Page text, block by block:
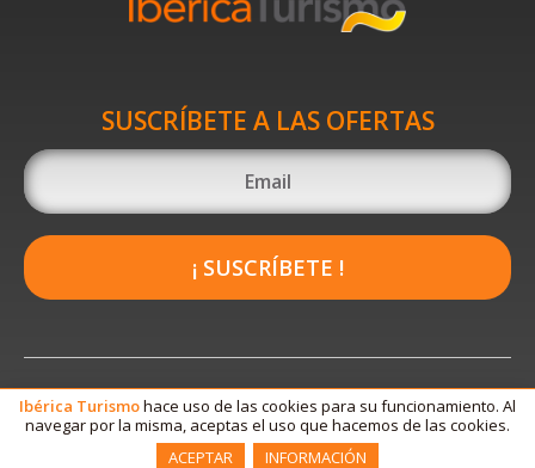
SUSCRÍBETE A LAS OFERTAS
¡ SUSCRÍBETE !
Ibérica Turismohace uso de las cookies para su funcionamiento. Al
navegar por la misma, aceptas el uso que hacemos de las cookies.
ACEPTAR
INFORMACIÓN